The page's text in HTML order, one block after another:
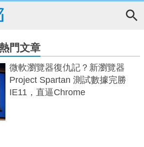
門文章
微軟瀏覽器復仇記？新瀏覽器
Project Spartan 測試數據完勝
IE11，直逼Chrome